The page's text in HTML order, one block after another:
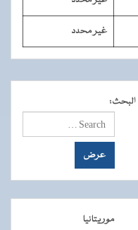
غير محدد
البحث:
موريتانيا